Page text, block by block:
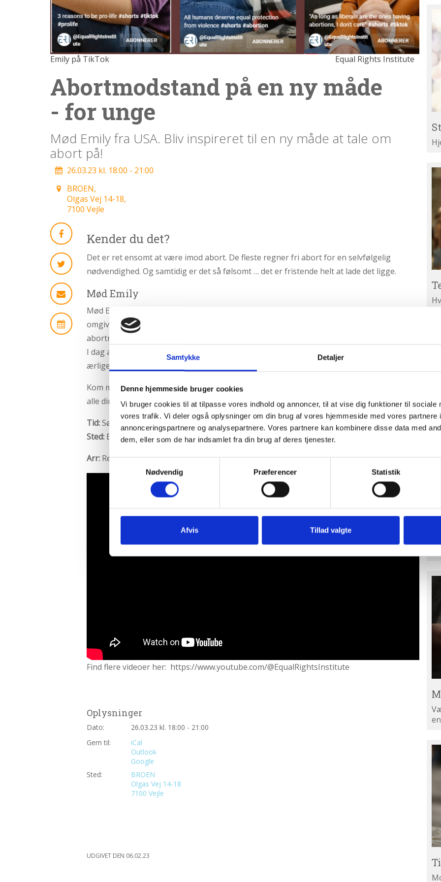
Samtykke Detaljer
Denne hjemmeside bruger cookies
Vi bruger cookies til at tilpasse vores indhold og annoncer, til at vise dig funktioner til sociale
vores trafik. Vi deler også oplysninger om din brug af vores hjemmeside med vores partnere
annonceringspartnere og analysepartnere. Vores partnere kan kombinere disse data med
dem, eller som de har indsamlet fra din brug af deres tjenester.
Samtykkevalg
Nødvendig
Præferencer Statistik
Afvis Tillad valgte
1.5:
Den
personlige
Argumenter
abort
Aktioner
2.2:
Tidligere
aktioner
Organisation
Abortmindelunden
Abortlinien
2.6:
Unge
mod
abort
2.7:
Pro
internationalt
Emily på TikTok Equal Rights Institute
Abortmodstand på en ny måde
- for unge
Mød Emily fra USA. Bliv inspireret til en ny måde at tale om
abort på!
26.03.23 kl. 18:00 - 21:00
BROEN,
Olgas Vej 14-18,
7100 Vejle
Kender du det?
Det er ret ensomt at være imod abort. De fleste regner fri abort for en selvfølgelig
nødvendighed. Og samtidig er det så følsomt … det er fristende helt at lade det ligge.
Mød Emily
Mød Emily Albrecht fra USA. Hun kender det. Under sin studietid kæmpede hun med
omgivelsernes afvisning og foragt. Men så mødte hun en helt ny tilgang til det at være
abortmodstander.
I dag arbejder Emily fuld tid i Equal Rights Institute for at udruste unge med logiske,
ærlige og overbevisende argumenter. Den sidste weekend i marts besøger hun Danmark.
Kom med til en aften, hvor vi vil tale om abort på en helt anden måde. Tag dine venner og
alle dine ubesvarede spørgsmål med. Vi begynder med pizza og så går snakken!
Tid:Søndag den 26. marts 2023 kl.18 – 21
Sted: BROEN, Olgas Vej 14-18, 7100 Vejle
Arr: Retten til Liv
Find flere videoer her: https://www.youtube.com/@EqualRightsInstitute
Oplysninger
Dato:
26.03.23 kl. 18:00 - 21:00
Gem til:
iCal
Outlook
Google
Sted:
BROEN
Olgas Vej 14-18
7100 Vejle
UDGIVET DEN 06.02.23
til
dig